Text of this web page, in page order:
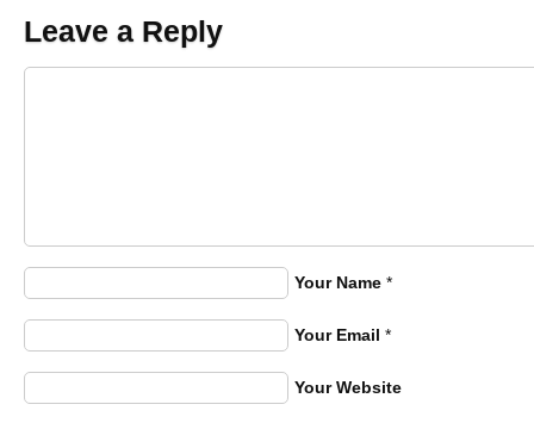
Leave a Reply
Your Name *
Your Email *
Your Website